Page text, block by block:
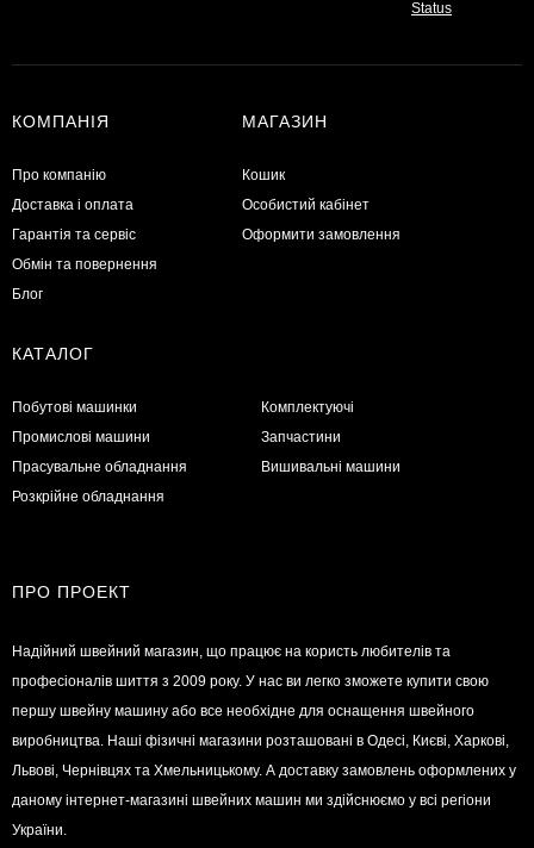
КОМПАНІЯ
Про компанію
Доставка і оплата
Гарантія та сервіс
Обмін та повернення
Блог
МАГАЗИН
Кошик
Особистий кабінет
Оформити замовлення
КАТАЛОГ
Побутові машинки
Промислові машини
Прасувальне обладнання
Розкрійне обладнання
Комплектуючі
Запчастини
Вишивальні машини
ПРО ПРОЕКТ
Надійний швейний магазин, що працює на користь любителів та
професіоналів шиття з 2009 року. У нас ви легко зможете купити свою
першу швейну машину або все необхідне для оснащення швейного
виробництва. Наші фізичні магазини розташовані в Одесі, Києві, Харкові,
Львові, Чернівцях та Хмельницькому. А доставку замовлень оформлених у
даному інтернет-магазині швейних машин ми здійснюємо у всі регіони
України.